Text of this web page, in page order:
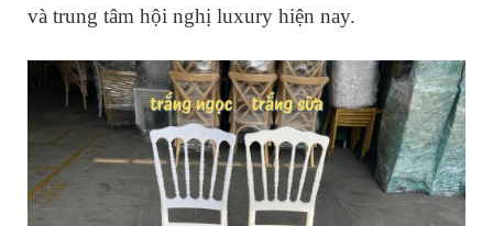
và trung tâm hội nghị luxury hiện nay.